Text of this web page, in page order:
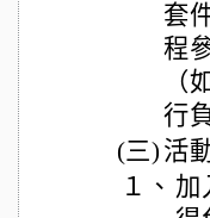
套
程
（
行
(三) 活
１、 加